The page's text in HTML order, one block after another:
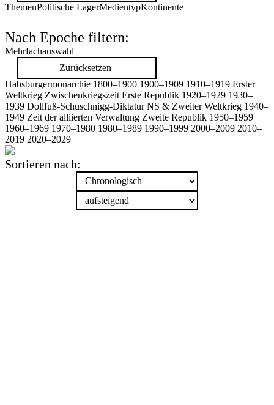
ThemenPolitische LagerMedientypKontinente
Nach Epoche filtern:
Mehrfachauswahl
Zurücksetzen
Habsburgermonarchie 1800–1900 1900–1909 1910–1919 Erster
Weltkrieg Zwischenkriegszeit Erste Republik 1920–1929 1930–
1939 Dollfuß-Schuschnigg-Diktatur NS & Zweiter Weltkrieg 1940–
1949 Zeit der alliierten Verwaltung Zweite Republik 1950–1959
1960–1969 1970–1980 1980–1989 1990–1999 2000–2009 2010–
2019 2020–2029
Sortieren nach: